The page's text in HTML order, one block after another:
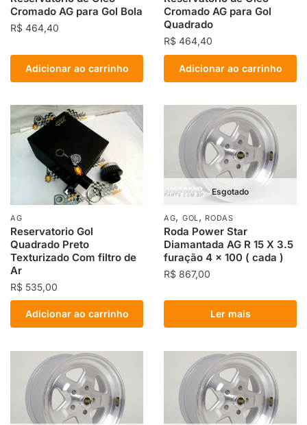
Cromado AG para Gol Bola
R$ 464,40
Adicionar ao carrinho
Cromado AG para Gol
Quadrado
R$ 464,40
Adicionar ao carrinho
AG
Reservatorio Gol
Quadrado Preto
Texturizado Com filtro de
Ar
R$ 535,00
Adicionar ao carrinho
Esgotado
AG, GOL , RODAS
Roda Power Star
Diamantada AG R 15 X 3.5
furação 4 x 100 ( cada )
R$ 867,00
Ler mais